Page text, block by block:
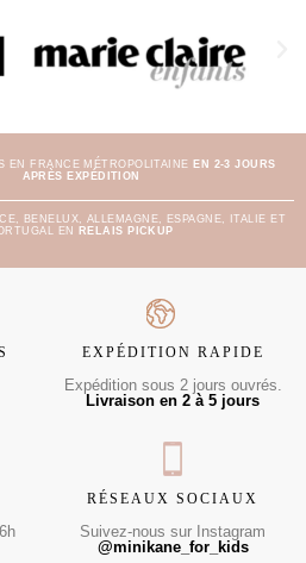
EN FRANCE MÉTROPOLITAINE EN 2-3 JOURS
APRÈS EXPÉDITION
BENELUX, ALLEMAGNE, ESPAGNE, ITALIE ET
EN
RELAIS PICKUP
EXPÉDITION RAPIDE
Expédition sous 2 jours ouvrés.
Livraison en 2 à 5 jours
RÉSEAUX SOCIAUX
Suivez-nous sur Instagram
@minikane_for_kids